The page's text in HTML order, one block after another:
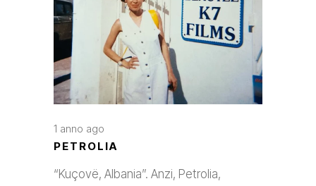
1 anno ago
PETROLIA
“Kuçovë, Albania”. Anzi, Petrolia,